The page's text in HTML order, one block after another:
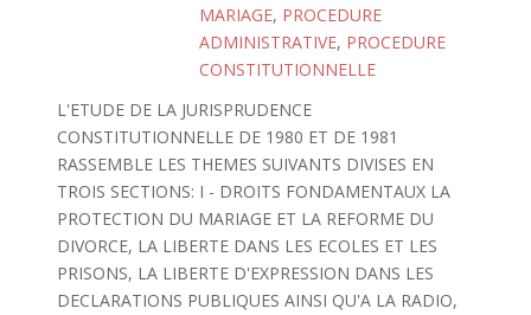
MARIAGE, PROCEDURE
ADMINISTRATIVE, PROCEDURE
CONSTITUTIONNELLE
L'ETUDE DE LA JURISPRUDENCE
CONSTITUTIONNELLE DE 1980 ET DE 1981
RASSEMBLE LES THEMES SUIVANTS DIVISES EN
TROIS SECTIONS: I - DROITS FONDAMENTAUX LA
PROTECTION DU MARIAGE ET LA REFORME DU
DIVORCE, LA LIBERTE DANS LES ECOLES ET LES
PRISONS, LA LIBERTE D'EXPRESSION DANS LES
DECLARATIONS PUBLIQUES AINSI QU'A LA RADIO,